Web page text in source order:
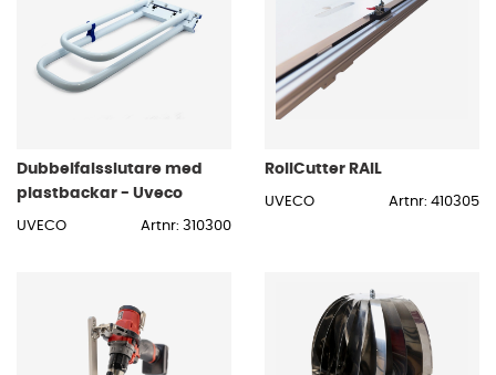
Dubbelfalsslutare med
plastbackar - Uveco
UVECO Artnr: 310300
RollCutter RAIL
UVECO Artnr: 410305